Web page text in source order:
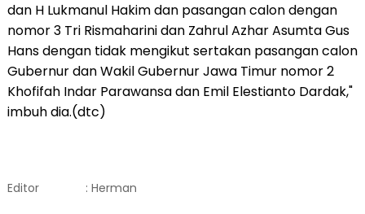
dan H Lukmanul Hakim dan pasangan calon dengan
nomor 3 Tri Rismaharini dan Zahrul Azhar Asumta Gus
Hans dengan tidak mengikut sertakan pasangan calon
Gubernur dan Wakil Gubernur Jawa Timur nomor 2
Khofifah Indar Parawansa dan Emil Elestianto Dardak,"
imbuh dia.(dtc)
Editor : Herman